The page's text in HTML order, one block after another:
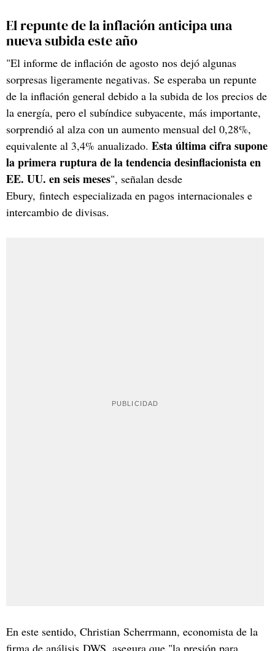
El repunte de la inflación anticipa una
nueva subida este año
"El informe de inflación de agosto nos dejó algunas
sorpresas ligeramente negativas. Se esperaba un repunte
de la inflación general debido a la subida de los precios de
la energía, pero el subíndice subyacente, más importante,
sorprendió al alza con un aumento mensual del 0,28%,
equivalente al 3,4% anualizado. Esta última cifra supone
la primera ruptura de la tendencia desinflacionista en
EE. UU. en seis meses", señalan desde
Ebury, fintech especializada en pagos internacionales e
intercambio de divisas.
En este sentido, Christian Scherrmann, economista de la
firma de análisis DWS, asegura que "la presión para